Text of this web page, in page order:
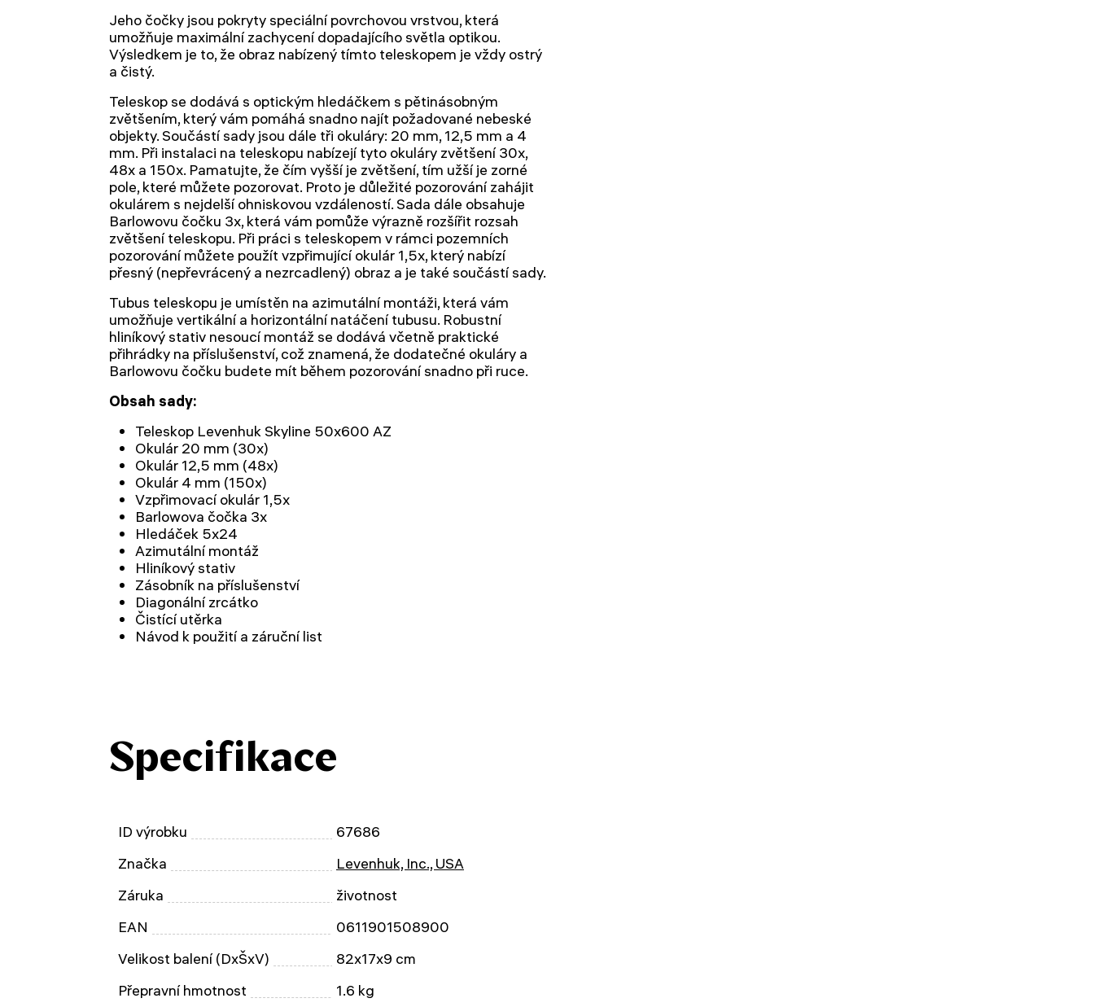
Jeho čočky jsou pokryty speciální povrchovou vrstvou, která
umožňuje maximální zachycení dopadajícího světla optikou.
Výsledkem je to, že obraz nabízený tímto teleskopem je vždy ostrý
a čistý.
Teleskop se dodává s optickým hledáčkem s pětinásobným
zvětšením, který vám pomáhá snadno najít požadované nebeské
objekty. Součástí sady jsou dále tři okuláry: 20 mm, 12,5 mm a 4
mm. Při instalaci na teleskopu nabízejí tyto okuláry zvětšení 30x,
48x a 150x. Pamatujte, že čím vyšší je zvětšení, tím užší je zorné
pole, které můžete pozorovat. Proto je důležité pozorování zahájit
okulárem s nejdelší ohniskovou vzdáleností. Sada dále obsahuje
Barlowovu čočku 3x, která vám pomůže výrazně rozšířit rozsah
zvětšení teleskopu. Při práci s teleskopem v rámci pozemních
pozorování můžete použít vzpřimující okulár 1,5x, který nabízí
přesný (nepřevrácený a nezrcadlený) obraz a je také součástí sady.
Tubus teleskopu je umístěn na azimutální montáži, která vám
umožňuje vertikální a horizontální natáčení tubusu. Robustní
hliníkový stativ nesoucí montáž se dodává včetně praktické
přihrádky na příslušenství, což znamená, že dodatečné okuláry a
Barlowovu čočku budete mít během pozorování snadno při ruce.
Obsah sady:
Teleskop Levenhuk Skyline 50х600 AZ
Okulár 20 mm (30x)
Okulár 12,5 mm (48x)
Okulár 4 mm (150x)
Vzpřimovací okulár 1,5x
Barlowova čočka 3x
Hledáček 5x24
Azimutální montáž
Hliníkový stativ
Zásobník na příslušenství
Diagonální zrcátko
Čistící utěrka
Návod k použití a záruční list
Specifikace
ID výrobku
67686
Značka
Levenhuk, Inc., USA
Záruka
životnost
EAN
0611901508900
Velikost balení (DxŠxV)
82x17x9 cm
Přepravní hmotnost
1.6 kg